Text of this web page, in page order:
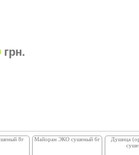
грн.
8г Майоран ЭКО сушеный 6г
Душица